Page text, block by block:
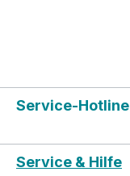
Service-Hotline
Service & Hilfe